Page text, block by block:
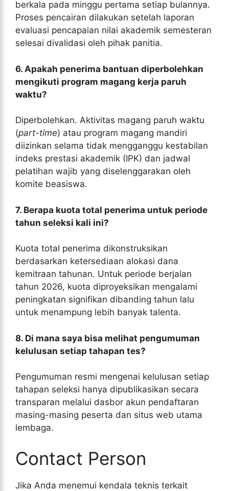
berkala pada minggu pertama setiap bulannya.
Proses pencairan dilakukan setelah laporan
evaluasi pencapaian nilai akademik semesteran
selesai divalidasi oleh pihak panitia.
6. Apakah penerima bantuan diperbolehkan
mengikuti program magang kerja paruh
waktu?
Diperbolehkan. Aktivitas magang paruh waktu
(part-time) atau program magang mandiri
diizinkan selama tidak mengganggu kestabilan
indeks prestasi akademik (IPK) dan jadwal
pelatihan wajib yang diselenggarakan oleh
komite beasiswa.
7. Berapa kuota total penerima untuk periode
tahun seleksi kali ini?
Kuota total penerima dikonstruksikan
berdasarkan ketersediaan alokasi dana
kemitraan tahunan. Untuk periode berjalan
tahun 2026, kuota diproyeksikan mengalami
peningkatan signifikan dibanding tahun lalu
untuk menampung lebih banyak talenta.
8. Di mana saya bisa melihat pengumuman
kelulusan setiap tahapan tes?
Pengumuman resmi mengenai kelulusan setiap
tahapan seleksi hanya dipublikasikan secara
transparan melalui dasbor akun pendaftaran
masing-masing peserta dan situs web utama
lembaga.
Contact Person
Jika Anda menemui kendala teknis terkait